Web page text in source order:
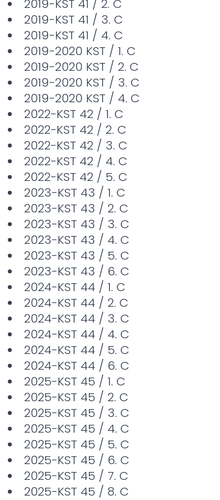
2019-KST 41 / 2. C
2019-KST 41 / 3. C
2019-KST 41 / 4. C
2019-2020 KST / 1. C
2019-2020 KST / 2. C
2019-2020 KST / 3. C
2019-2020 KST / 4. C
2022-KST 42 / 1. C
2022-KST 42 / 2. C
2022-KST 42 / 3. C
2022-KST 42 / 4. C
2022-KST 42 / 5. C
2023-KST 43 / 1. C
2023-KST 43 / 2. C
2023-KST 43 / 3. C
2023-KST 43 / 4. C
2023-KST 43 / 5. C
2023-KST 43 / 6. C
2024-KST 44 / 1. C
2024-KST 44 / 2. C
2024-KST 44 / 3. C
2024-KST 44 / 4. C
2024-KST 44 / 5. C
2024-KST 44 / 6. C
2025-KST 45 / 1. C
2025-KST 45 / 2. C
2025-KST 45 / 3. C
2025-KST 45 / 4. C
2025-KST 45 / 5. C
2025-KST 45 / 6. C
2025-KST 45 / 7. C
2025-KST 45 / 8. C